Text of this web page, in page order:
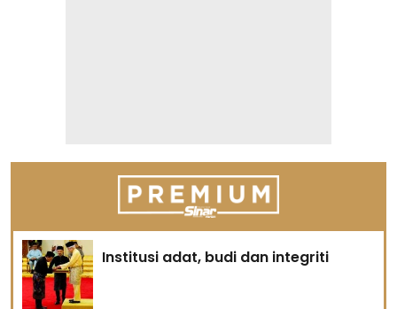
Institusi adat, budi dan integriti